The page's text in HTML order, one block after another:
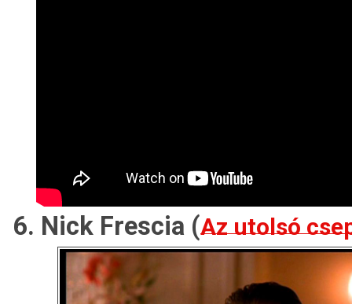
6. Nick Frescia (Az utolsó